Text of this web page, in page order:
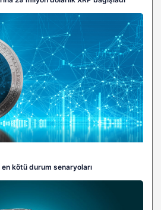
kötü durum senaryoları